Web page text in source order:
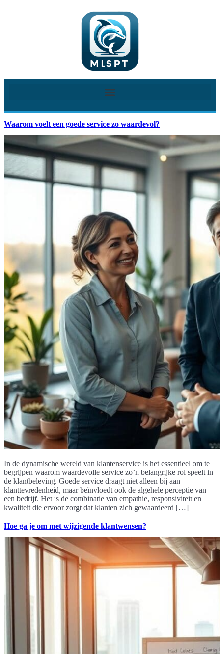
Waarom voelt een goede service zo waardevol?
In de dynamische wereld van klantenservice is het essentieel om te
begrijpen waarom waardevolle service zo’n belangrijke rol speelt in
de klantbeleving. Goede service draagt niet alleen bij aan
klanttevredenheid, maar beïnvloedt ook de algehele perceptie van
een bedrijf. Het is de combinatie van empathie, responsiviteit en
kwaliteit die ervoor zorgt dat klanten zich gewaardeerd […]
Hoe ga je om met wijzigende klantwensen?